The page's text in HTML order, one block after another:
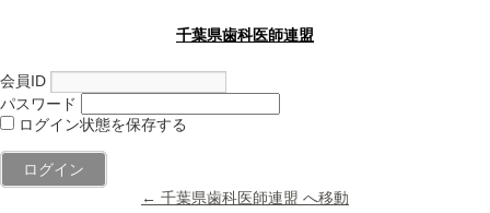
千葉県歯科医師連盟
会員ID
パスワード
ログイン状態を保存する
← 千葉県歯科医師連盟 へ移動